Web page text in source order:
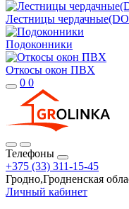
Лестницы
Подоконники
Откосы окон ПВХ
0 0
Телефоны
+375 (33) 311-15-45
Гродно,Гродненская
Личный кабинет